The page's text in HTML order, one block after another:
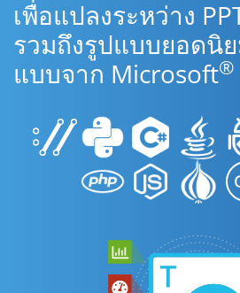
เพื่อแปลงระหว่าง
รวมถึงรูปแบบยอดนิ
แบบจาก Microsoft®